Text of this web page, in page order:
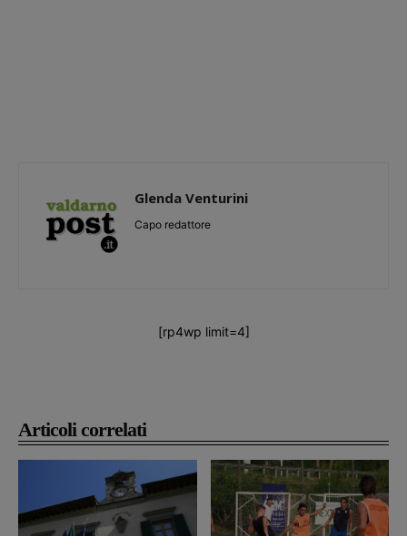
Articoli correlati
Glenda Venturini
Capo redattore
[rp4wp limit=4]